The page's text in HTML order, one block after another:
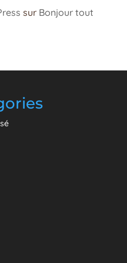
sur Bonjour tout